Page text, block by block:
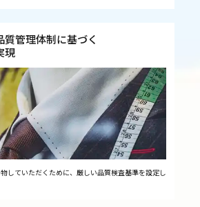
質管理体制に基づく
現
していただくために、厳しい品質検査基準を設定し